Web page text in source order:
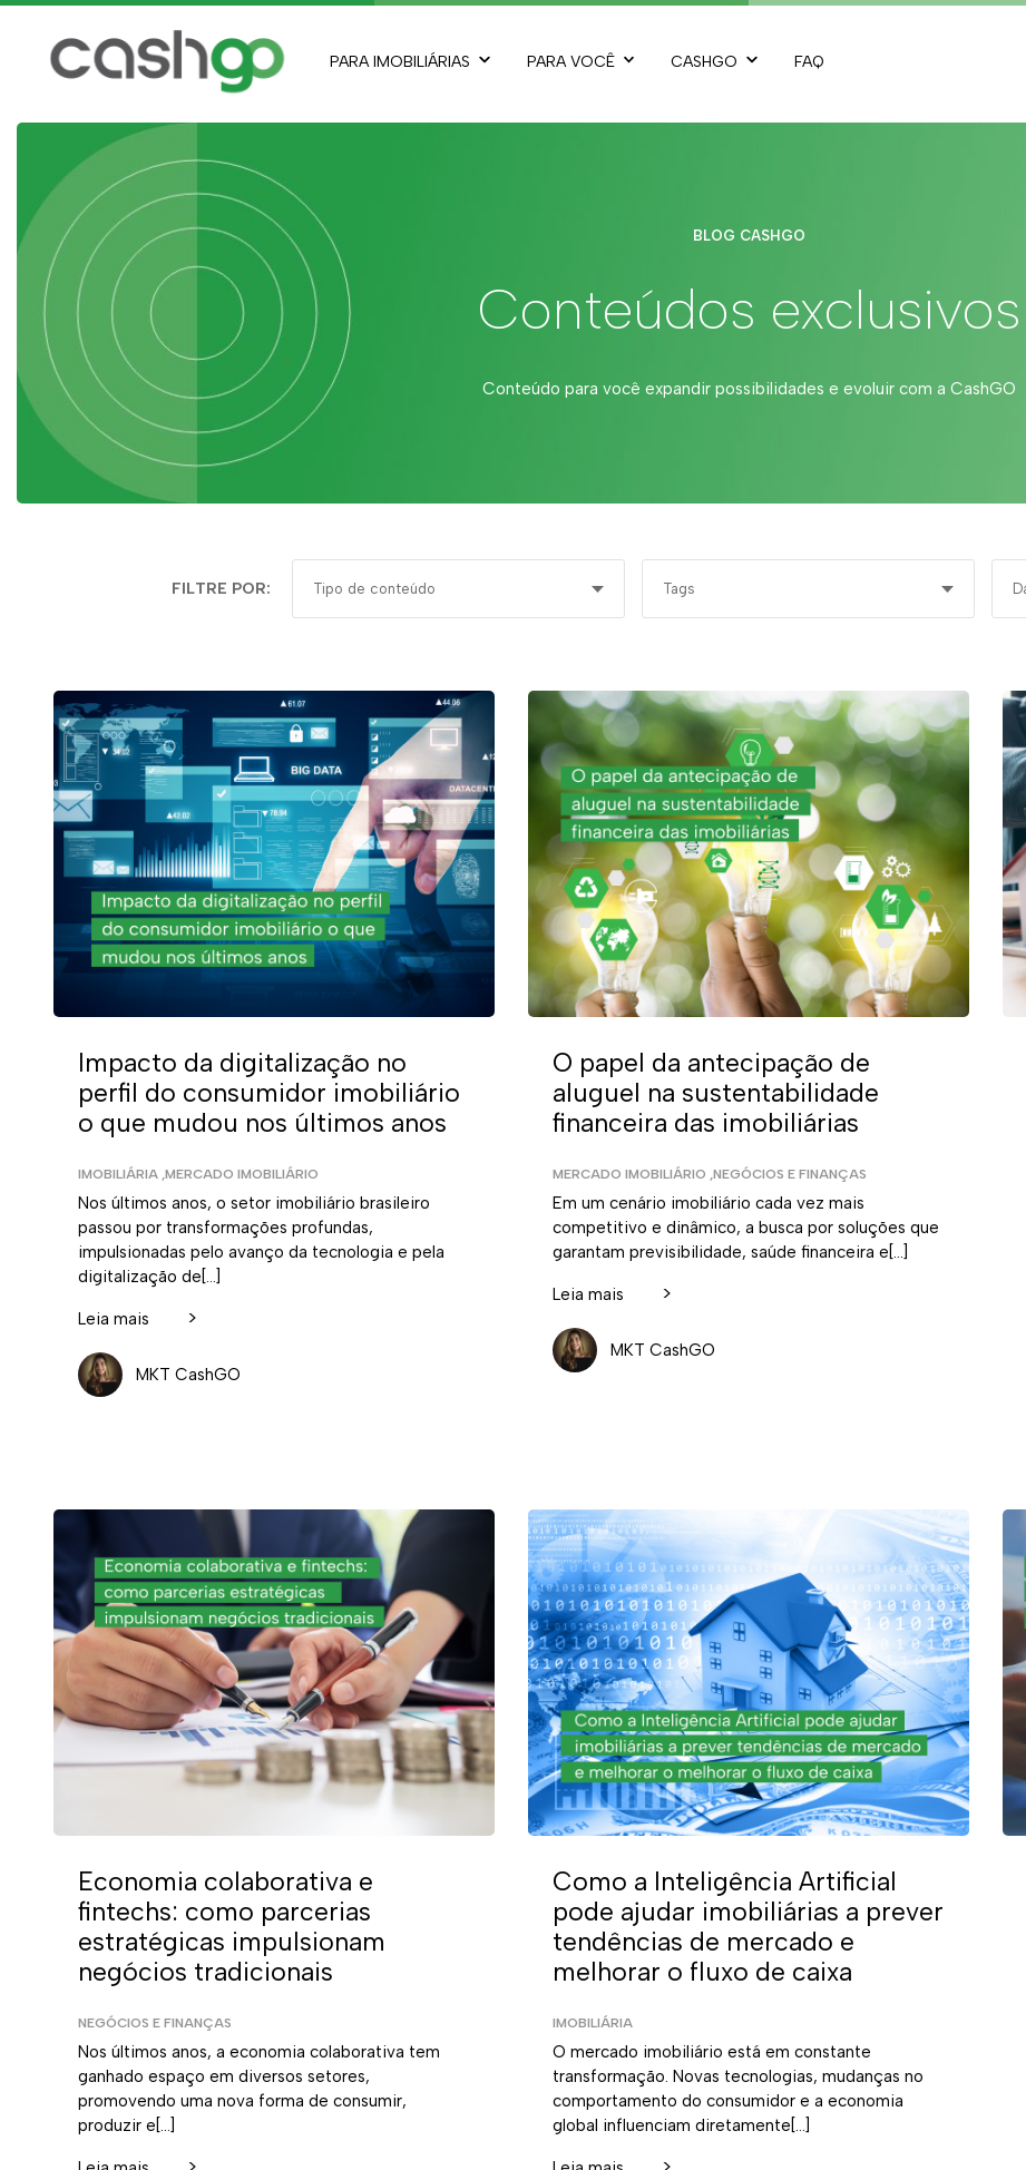
PARA IMOBILIÁRIAS PARA VOCÊ CASHGO FAQ
BLOG CASHGO
Conteúdos exclusivos
Conteúdo para você expandir possibilidades e evoluir com a CashGO
FILTRE POR:
Impacto da digitalização no
perfil do consumidor imobiliário
o que mudou nos últimos anos
IMOBILIÁRIA ,MERCADO IMOBILIÁRIO
Nos últimos anos, o setor imobiliário brasileiro
passou por transformações profundas,
impulsionadas pelo avanço da tecnologia e pela
digitalização de[…]
Leia mais >
MKT CashGO
O papel da antecipação de
aluguel na sustentabilidade
financeira das imobiliárias
MERCADO IMOBILIÁRIO ,NEGÓCIOS E FINANÇAS
Em um cenário imobiliário cada vez mais
competitivo e dinâmico, a busca por soluções que
garantam previsibilidade, saúde financeira e[…]
Leia mais >
MKT CashGO
Economia colaborativa e
fintechs: como parcerias
estratégicas impulsionam
negócios tradicionais
NEGÓCIOS E FINANÇAS
Nos últimos anos, a economia colaborativa tem
ganhado espaço em diversos setores,
promovendo uma nova forma de consumir,
produzir e[…]
Como a Inteligência Artificial
pode ajudar imobiliárias a prever
tendências de mercado e
melhorar o fluxo de caixa
IMOBILIÁRIA
O mercado imobiliário está em constante
transformação. Novas tecnologias, mudanças no
comportamento do consumidor e a economia
global influenciam diretamente[…]